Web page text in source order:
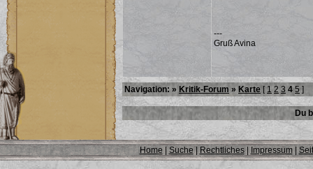
---
Gruß Avina
Navigation: » Kritik-Forum » Karte [ 1 2 3 4 5]
Du
Home| Suche | Rechtliches| Impressum|